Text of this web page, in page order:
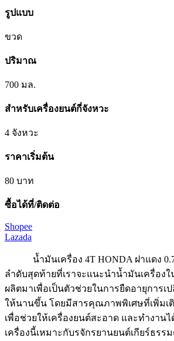
รูปแบบ
ขวด
ปริมาณ
700 มล.
สำหรับเครื่องยนต์กี่จังหวะ
4 จังหวะ
ราคาเริ่มต้น
80 บาท
ซื้อได้ที่/ติดต่อ
Shopee
Lazada
น้ำมันเครื่อง 4T HONDA​ ฝาแดง​ 0.7
ลำดับสุดท้ายที่เราจะแนะนำน้ำมันเครื่อ
ผลิตมาเพื่อเป็นตัวช่วยในการยืดอายุการเ
ให้นานขึ้น โดยมีสารคุณภาพพิเศษที่เพิ่มเ
เพื่อช่วยให้เครื่องยนต์สะอาด และทำงาน
เครื่องนี้เหมาะกับรจักรยานยนต์เกียร์ธรร